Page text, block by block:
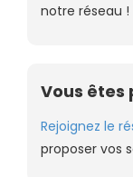
notre réseau !
Vous êtes
Rejoignez le
proposer vos